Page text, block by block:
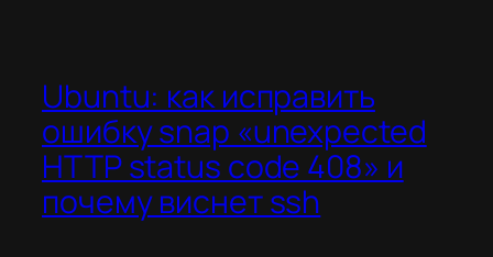
Ubuntu: как исправить
ошибку snap «unexpected
HTTP status code 408» и
почему виснет ssh